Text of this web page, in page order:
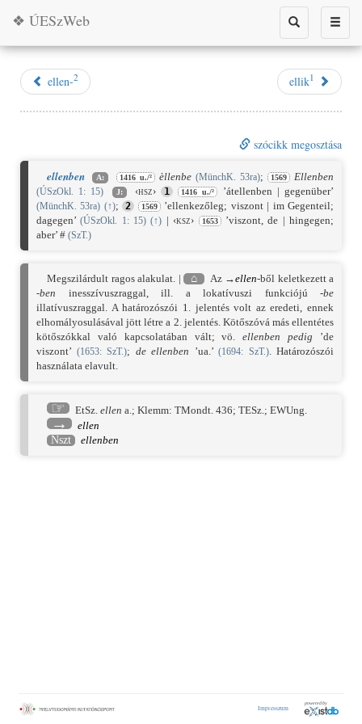
Toggle
Toggle
search
❖ ÚESzWeb
ellen-2 ellik1
szócikk megosztása
ellenben A: 1416 u./² èllenbe (MünchK. 53ra); 1569 Ellenben
(ÚSzOkl. 1: 15) J: ‹hsz› 1 1416 u./² ’átellenben | gegenüber’
(MünchK. 53ra) (↑); 2 1569 ’ellenkezőleg; viszont | im Gegenteil;
dagegen’(ÚSzOkl. 1: 15) (↑) | ‹ksz› 1653 ’viszont, de | hingegen;
aber’ # (SzT.)
Megszilárdult ragos alakulat. | ⌂ Az →ellen-ből keletkezett a
-ben inesszívuszraggal, ill. a lokatívuszi funkciójú -be
illatívuszraggal. A határozószói 1. jelentés volt az eredeti, ennek
elhomályosulásával jött létre a 2. jelentés. Kötőszóvá más ellentétes
kötőszókkal való kapcsolatában vált; vö.ellenben pedig ’de
viszont’ (1653: SzT.); de ellenben ’ua.’ (1694: SzT.). Határozószói
használata elavult.
☞ EtSz. ellen a.;Klemm: TMondt. 436;TESz.;EWUng.
→
ellen
Nszt
ellenben